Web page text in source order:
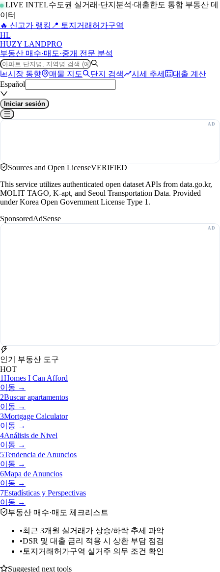
LIVE INTEL수도권 실거래·단지분석·대출한도 통합 부동산 데
이터
🔥 신고가 랭킹 📍 토지거래허가구역
HL
HUZY LANDPRO
부동산 매수·매도·중개 전문 분석
시장 동향 매물 지도 단지 검색 시세 추세
대출 계산
Español
Iniciar sesión
Sources and Open LicenseVERIFIED
This service utilizes authenticated open dataset APIs from data.go.kr,
MOLIT TAGO, K-apt, and Seoul Transportation Data. Provided
under Korea Open Government License Type 1.
SponsoredAdSense
인기 부동산 도구
HOT
1Homes I Can Afford
이동 →
2Buscar apartamentos
이동 →
3Mortgage Calculator
이동 →
4Análisis de Nivel
이동 →
5Tendencia de Anuncios
이동 →
6Mapa de Anuncios
이동 →
7Estadísticas y Perspectivas
이동 →
부동산 매수·매도 체크리스트
•최근 3개월 실거래가 상승/하락 추세 파악
•DSR 및 대출 금리 적용 시 상환 부담 점검
• 토지거래허가구역 실거주 의무 조건 확인
Suggested next tools